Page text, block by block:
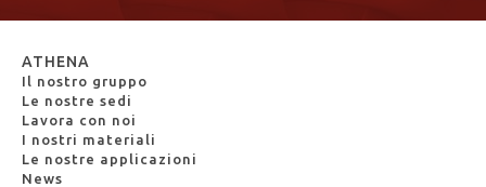
ATHENA
Il nostro gruppo
Le nostre sedi
Lavora con noi
I nostri materiali
Le nostre applicazioni
News